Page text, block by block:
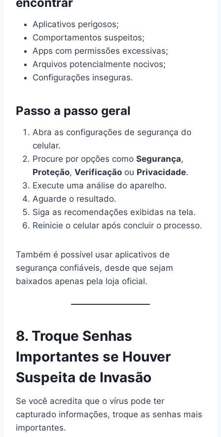
Aplicativos perigosos;
Comportamentos suspeitos;
Apps com permissões excessivas;
Arquivos potencialmente nocivos;
Configurações inseguras.
Passo a passo geral
Abra as configurações de segurança do
celular.
Procure por opções como Segurança,
Proteção, Verificação ou Privacidade.
Execute uma análise do aparelho.
Aguarde o resultado.
Siga as recomendações exibidas na tela.
Reinicie o celular após concluir o processo.
Também é possível usar aplicativos de
segurança confiáveis, desde que sejam
baixados apenas pela loja oficial.
8. Troque Senhas
Importantes se Houver
Suspeita de Invasão
Se você acredita que o vírus pode ter
capturado informações, troque as senhas mais
importantes.